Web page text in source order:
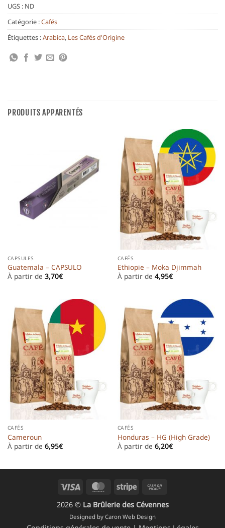
UGS : ND
Catégorie :Cafés
Étiquettes :Arabica, Les Cafés d'Origine
PRODUITS APPARENTÉS
CAPSULES
Guatemala – CAPSULO
À partir de 3,70€
CAFÉS
Ethiopie – Moka Djimmah
À partir de 4,95€
CAFÉS
Cameroun
À partir de 6,95€
CAFÉS
Honduras – HG (High Grade)
À partir de 6,20€
Visa MasterCard
Stripe
Pickup
2026 © La Brûlerie des Cévennes
Designed by Caron Web Design